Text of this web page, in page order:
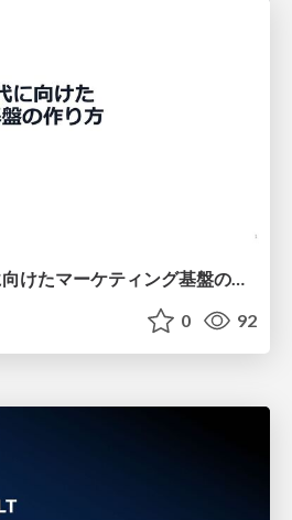
Cookieレスな時代に向けたマーケティング基盤の作り方
0 92